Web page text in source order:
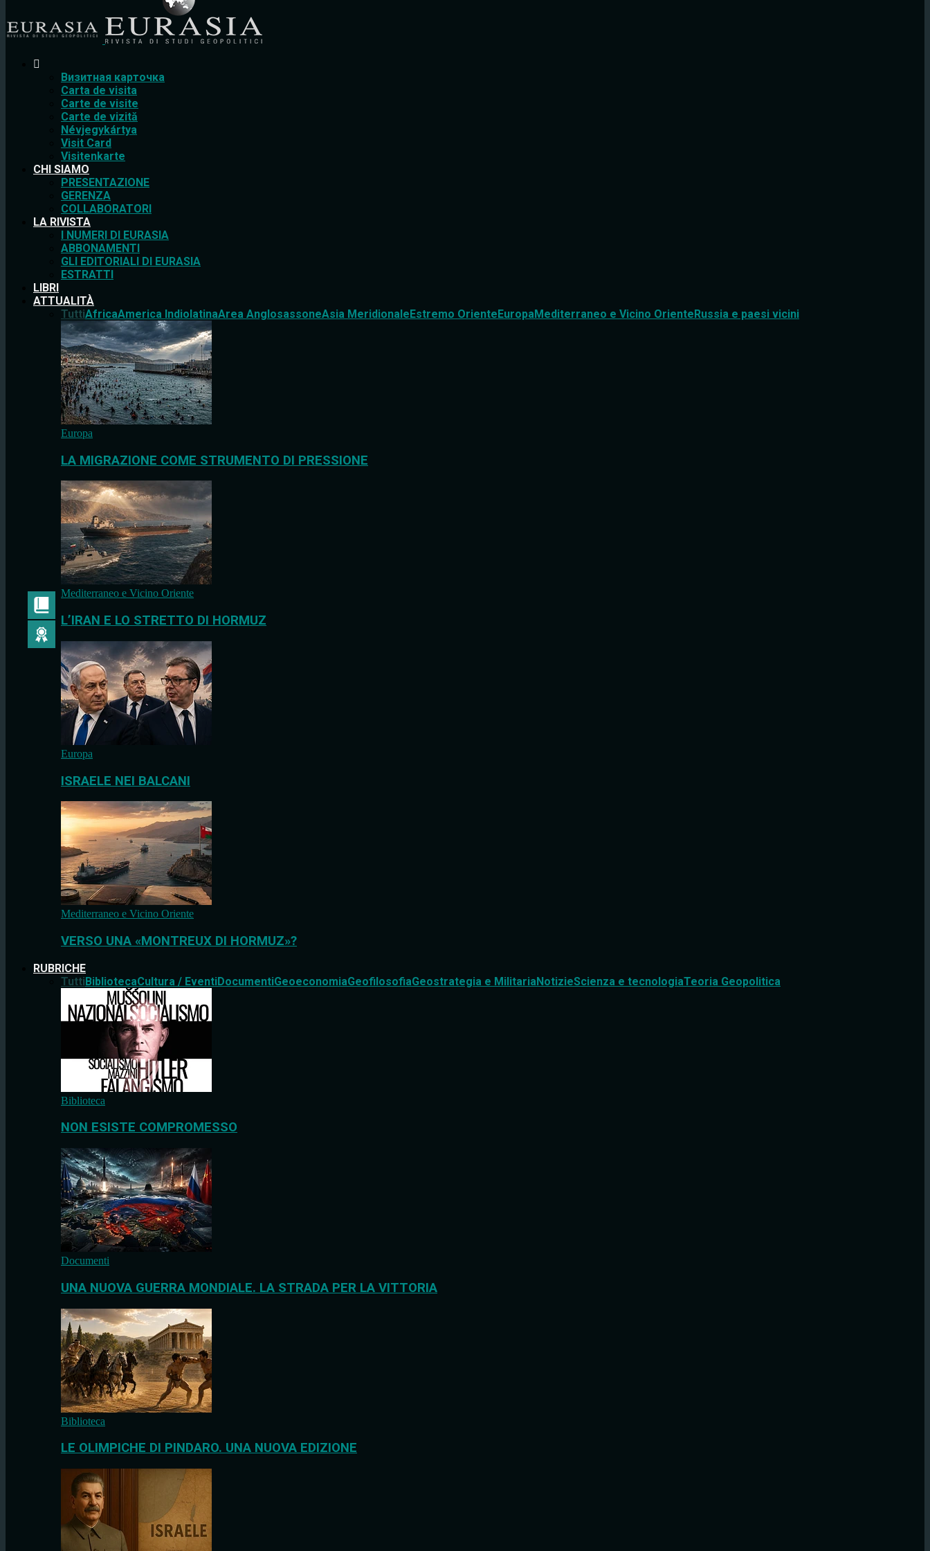
Bизитная карточка
Carta de visita
Carte de visite
Carte de vizită
Névjegykártya
Visit Card
Visitenkarte
CHI SIAMO
PRESENTAZIONE
GERENZA
COLLABORATORI
LA RIVISTA
I NUMERI DI EURASIA
ABBONAMENTI
GLI EDITORIALI DI EURASIA
ESTRATTI
LIBRI
ATTUALITÀ
TuttiAfricaAmerica IndiolatinaArea AnglosassoneAsia MeridionaleEstremo OrienteEuropaMediterraneo e Vicino OrienteRussia e paesi vicini
Europa
LA MIGRAZIONE COME STRUMENTO DI PRESSIONE
Mediterraneo e Vicino Oriente
L’IRAN E LO STRETTO DI HORMUZ
Europa
ISRAELE NEI BALCANI
Mediterraneo e Vicino Oriente
VERSO UNA «MONTREUX DI HORMUZ»?
RUBRICHE
TuttiBibliotecaCultura / EventiDocumentiGeoeconomiaGeofilosofiaGeostrategia e MilitariaNotizieScienza e tecnologiaTeoria Geopolitica
Biblioteca
NON ESISTE COMPROMESSO
Documenti
UNA NUOVA GUERRA MONDIALE. LA STRADA PER LA VITTORIA
Biblioteca
LE OLIMPICHE DI PINDARO. UNA NUOVA EDIZIONE